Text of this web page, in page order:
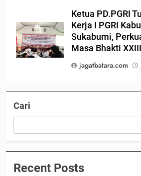
Ketua PD.PGRI
Kerja I PGRI
Sukabumi,
Masa Bhakti
jagatbatara.com
Cari
Recent Posts